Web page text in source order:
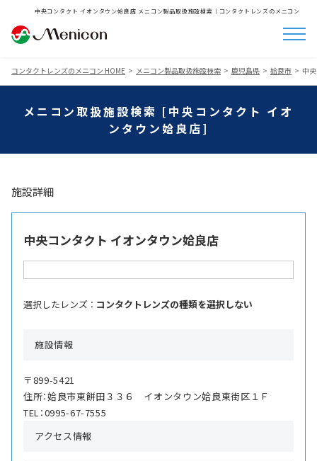
中央コンタクト イオンタウン姶良店 メニコン製品取扱施設検索│コンタクトレンズのメニコン
コンタクトレンズのメニコン HOME メニコン製品取扱施設検索 鹿児島県 姶良市 中
メニコン取扱施設検索 [中央コンタクト イオ
ンタウン姶良店]
施設詳細
中央コンタクト イオンタウン姶良店
選択したレンズ ： コンタクトレンズの種類を選択しない
施設情報
〒899-5421
住所：姶良市東餅田３３６ イオンタウン姶良東街区１Ｆ
TEL：0995-67-7555
アクセス情報